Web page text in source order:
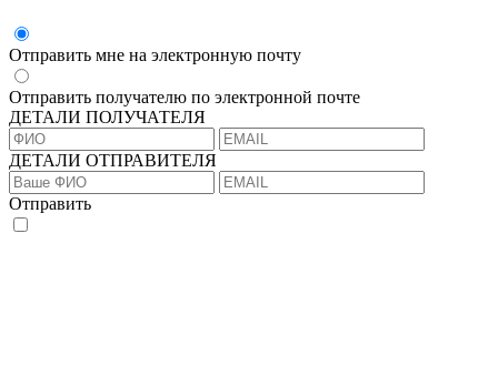
Отправить мне на электронную почту
Отправить получателю по электронной почте
ДЕТАЛИ ПОЛУЧАТЕЛЯ
ДЕТАЛИ ОТПРАВИТЕЛЯ
Отправить